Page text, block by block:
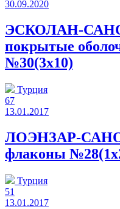
30.09.2020
ЭСКОЛАН-
покрытые
№30(3x10)
Турция
67
13.01.2017
ЛОЭНЗАР-
флаконы
Турция
51
13.01.2017